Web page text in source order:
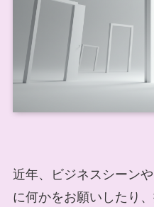
近年、ビジネスシーン
に何かをお願いしたり